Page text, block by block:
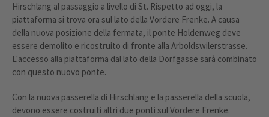
Hirschlang al passaggio a livello di St. Rispetto ad oggi, la
piattaforma si trova ora sul lato della Vordere Frenke. A causa
della nuova posizione della fermata, il ponte Holdenweg deve
essere demolito e ricostruito di fronte alla Arboldswilerstrasse.
L'accesso alla piattaforma dal lato della Dorfgasse sarà combinato
con questo nuovo ponte.
Con la nuova passerella di Hirschlang e la passerella della scuola,
devono essere costruiti altri due ponti sul Vordere Frenke.